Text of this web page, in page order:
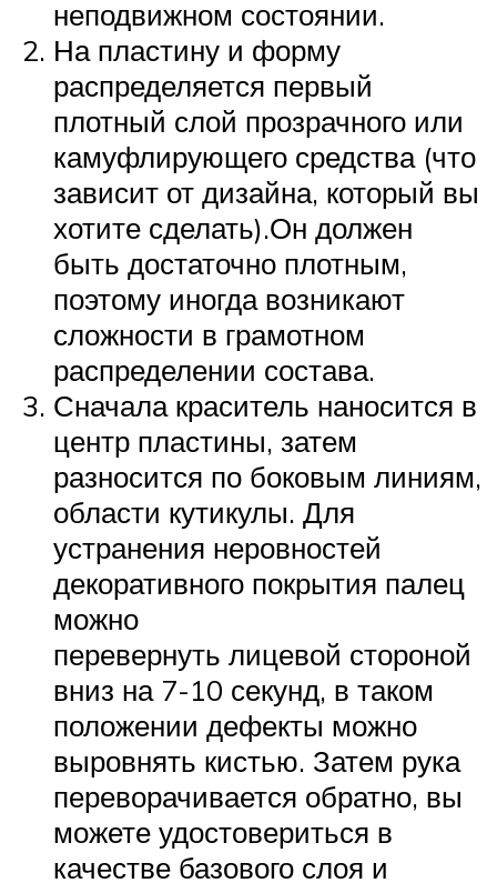
неподвижном состоянии.
На пластину и форму
распределяется первый
плотный слой прозрачного или
камуфлирующего средства (что
зависит от дизайна, который вы
хотите сделать).Он должен
быть достаточно плотным,
поэтому иногда возникают
сложности в грамотном
распределении состава.
Сначала краситель наносится в
центр пластины, затем
разносится по боковым линиям,
области кутикулы. Для
устранения неровностей
декоративного покрытия палец
можно
перевернуть лицевой стороной
вниз на 7-10 секунд, в таком
положении дефекты можно
выровнять кистью. Затем рука
переворачивается обратно, вы
можете удостовериться в
качестве базового слоя и